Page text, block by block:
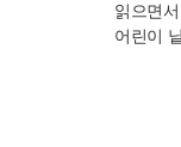
읽으면
어린이